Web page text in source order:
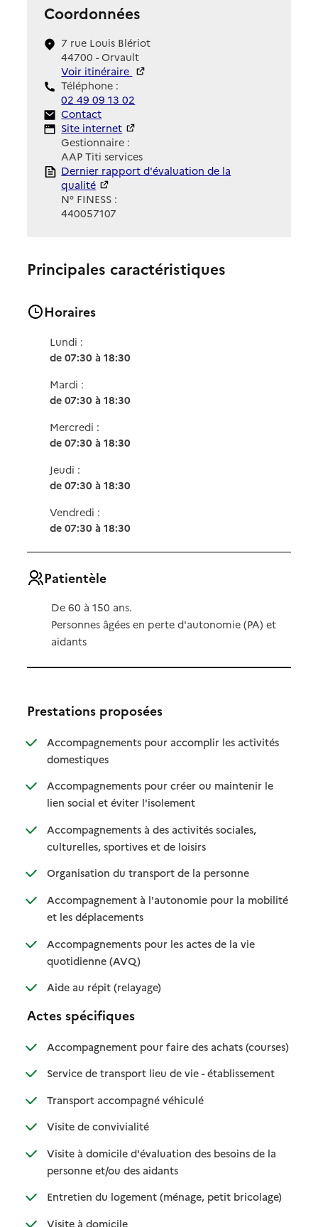
Coordonnées
7 rue Louis Blériot
44700 - Orvault
Voir itinéraire
Téléphone :
02 49 09 13 02
Contact
Contact
Site Internet
Site internet
Gestionnaire :
AAP Titi services
Rapport HAS
Dernier rapport d'évaluation de la
qualité
N° FINESS :
440057107
Principales caractéristiques
Horaires
Lundi :
de 07:30 à 18:30
Mardi :
de 07:30 à 18:30
Mercredi :
de 07:30 à 18:30
Jeudi :
de 07:30 à 18:30
Vendredi :
de 07:30 à 18:30
Patientèle
De 60 à 150 ans.
Personnes âgées en perte d'autonomie (PA) et
aidants
Prestations proposées
Accompagnements pour accomplir les activités
domestiques: disponible
: non disponible
Accompagnements pour créer ou maintenir le
lien social et éviter l'isolement: disponible
: non disponible
Accompagnements à des activités sociales,
culturelles, sportives et de loisirs: disponible
: non disponible
Organisation du transport de la personne: disponible
: non disponible
Accompagnement à l'autonomie pour la mobilité
et les déplacements: disponible
: non disponible
Accompagnements pour les actes de la vie
quotidienne (AVQ): disponible
: non disponible
Aide au répit (relayage): disponible
: non disponible
Actes spécifiques
Accompagnement pour faire des achats (courses)
:
: non
Service de transport lieu de vie - établissement: disponible
: non
Transport accompagné véhiculé: disponible
: non disponible
Visite de convivialité: disponible
: non disponible
Visite à domicile d'évaluation des besoins de la
personne et/ou des aidants: disponible
: non disponible
Entretien du logement (ménage, petit bricolage): disponible
: non
Visite à domicile: disponible
: non disponible